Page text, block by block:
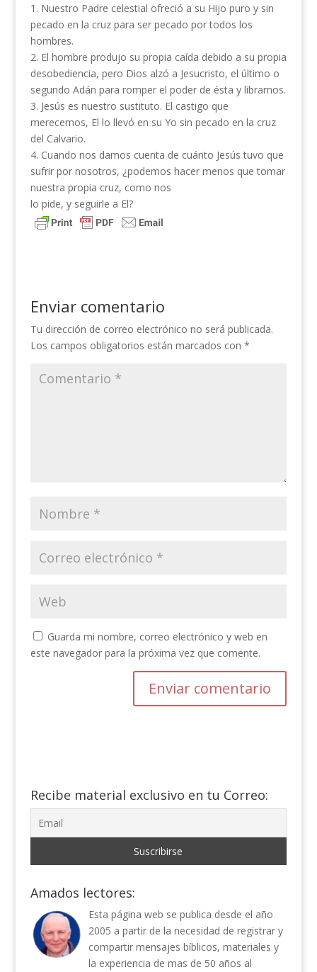
1. Nuestro Padre celestial ofreció a su Hijo puro y sin
pecado en la cruz para ser pecado por todos los
hombres.
2. El hombre produjo su propia caída debido a su propia
desobediencia, pero Dios alzó a Jesucristo, el último o
segundo Adán para romper el poder de ésta y librarnos.
3. Jesús es nuestro sustituto. El castigo que
merecemos, El lo llevó en su Yo sin pecado en la cruz
del Calvario.
4. Cuando nos damos cuenta de cuánto Jesús tuvo que
sufrir por nosotros, ¿podemos hacer menos que tomar
nuestra propia cruz, como nos
lo pide, y seguirle a El?
Enviar comentario
Tu dirección de correo electrónico no será publicada.
Los campos obligatorios están marcados con *
Guarda mi nombre, correo electrónico y web en
este navegador para la próxima vez que comente.
Recibe material exclusivo en tu Correo:
Amados lectores:
Esta página web se publica desde el año
2005 a partir de la necesidad de registrar y
compartir mensajes bíblicos, materiales y
la experiencia de mas de 50 años al